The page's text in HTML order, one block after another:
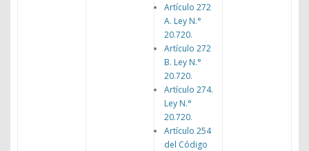
Artículo 272
A. Ley N.°
20.720.
Artículo 272
B. Ley N.°
20.720.
Artículo 274.
Ley N.°
20.720.
Artículo 254
del Código